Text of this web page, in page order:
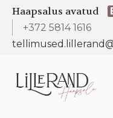
Haapsalus avatud
+372 5814 1616